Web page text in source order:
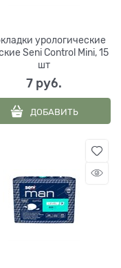
урологические
Seni Control Mini, 15
шт
7 руб.
ДОБАВИТЬ